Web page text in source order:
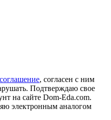
, согласен с ним
Подтверждаю свое
на сайте Dom-Eda.com.
электронным аналогом